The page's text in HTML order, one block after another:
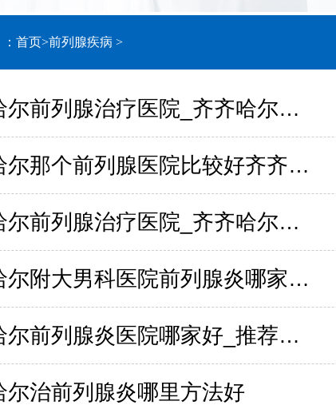
首页>前列腺疾病 >
齐齐哈尔前列腺治疗医院_齐齐哈尔男科医院排名
齐齐哈尔那个前列腺医院比较好齐齐哈尔
齐齐哈尔前列腺治疗医院_齐齐哈尔男科医院
齐齐哈尔附大男科医院前列腺炎哪家医院好？
齐齐哈尔前列腺炎医院哪家好_推荐齐齐哈尔男科医院
尔治前列腺炎哪里方法好